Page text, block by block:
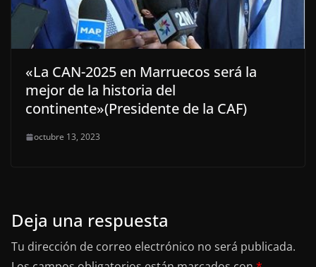
«La CAN-2025 en Marruecos será la
mejor de la historia del
continente»(Presidente de la CAF)
octubre 13, 2023
Deja una respuesta
Tu dirección de correo electrónico no será publicada.